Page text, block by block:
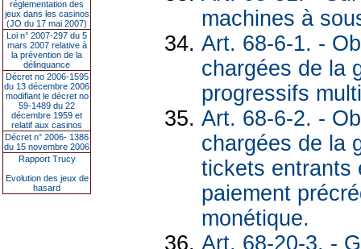
réglementation des
jeux dans les casinos
(JO du 17 mai 2007)
Loi n° 2007-297 du 5
mars 2007 relative à
la prévention de la
délinquance
Décret no 2006-1595
du 13 décembre 2006
modifiant le décret no
59-1489 du 22
décembre 1959 et
relatif aux casinos
Décret n° 2006- 1386
du 15 novembre 2006
Rapport Trucy
Evolution des jeux de
hasard
machines à
Art. 68-6-1. -
chargées de la
progressifs
Art. 68-6-2. -
chargées de la
tickets entrants
paiement
monétique.
Art. 68-20-3. -